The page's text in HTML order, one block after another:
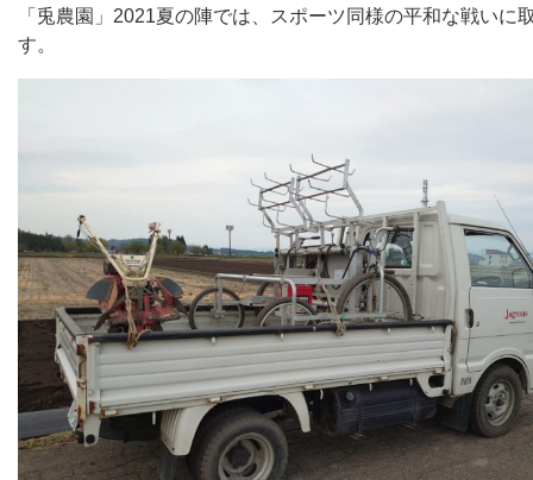
「兎農園」2021夏の陣では、スポーツ同様の平和な戦いに
す。